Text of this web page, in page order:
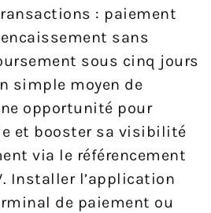
: paiement
sans
sous cinq jours
simple moyen de
opportunité pour
et booster sa visibilité
via le référencement
Installer l’application
de paiement ou